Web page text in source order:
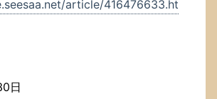
article/416476633.ht
日